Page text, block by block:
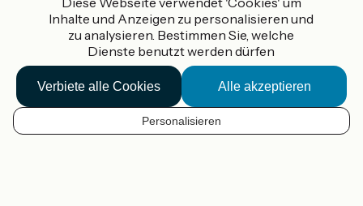
DE
Gefördert im Rahmen von Destination France
Accueil Vélo Pro
Kontakt
Rechtliche Informationen
Inhalte und Anzeigen zu personalisieren und
zu analysieren. Bestimmen Sie, welche
Dienste benutzt werden dürfen
Alle akzeptieren
Verbiete alle Cookies
Personalisieren